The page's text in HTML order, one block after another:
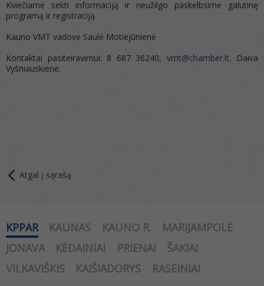
Kviečiame sekti informaciją ir neužilgo paskelbsime galutinę
programą ir registraciją.
Kauno VMT vadovė Saulė Motiejūnienė
Kontaktai pasiteiravimui: 8 687 36240, vmt@chamber.lt, Daiva
Vyšniauskienė.
Atgal į sąrašą
KPPAR KAUNAS KAUNO R.
MARIJAMPOLĖ
JONAVA
KĖDAINIAI PRIENAI
ŠAKIAI
VILKAVIŠKIS
KAIŠIADORYS RASEINIAI